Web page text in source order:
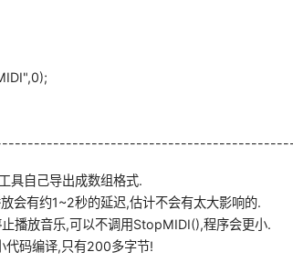
具自己导出成数组格式.
会有约1~2秒的延迟,估计不会有太大影响的.
播放音乐,可以不调用StopMIDI(),程序会更小.
代码编译,只有200多字节!